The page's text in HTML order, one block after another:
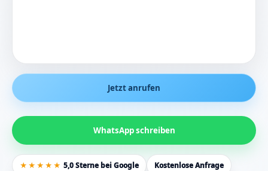
Jetzt anrufen
WhatsApp schreiben
★★★★★ 5,0 Sterne bei Google Kostenlose Anfrage